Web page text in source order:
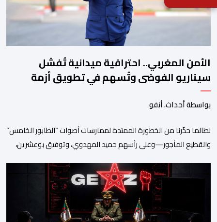
الأمن المغربي.. احترافية ميدانية تُفشل
سيناريو الفوضى وتُسهم في تطويق أزمة
سبتة
بواسطة أحداث. أنفو
لطالما حذّرنا من الخطورة الممتدة لممارسات أصوات “الطابور الخامس”
والقطيع المأجور—وعلى رأسهم حميد المهدوي، وتوفيق بوعشرين،
أخلاقيات العمل الصحفي ومقتضيات القانون الجنائي، عبر الاستغلال
المقيت لفقر وهشاشة بعض المواطنين وتوظيف انفعالاتهم لخدمة
أجندات التهييج وضرر استقرار الوطن. وجاء بوح “أبو وائل الريفي” هذا
الأحد ليؤكد حقيقة هذه […]